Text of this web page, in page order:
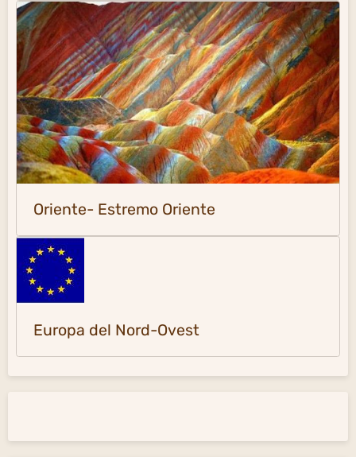
Oriente- Estremo Oriente
Europa del Nord-Ovest